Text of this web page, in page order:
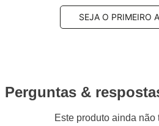
SEJA O PRIMEIRO
Perguntas &
Este produto ainda não